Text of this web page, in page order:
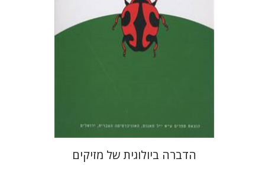
הדברה ביולוגית של מזיקים